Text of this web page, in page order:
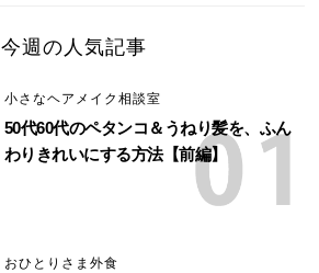
今週の人気記事
小さなヘアメイク相談室
50代60代のペタンコ＆うねり髪を、ふん
わりきれいにする方法【前編】
おひとりさま外食